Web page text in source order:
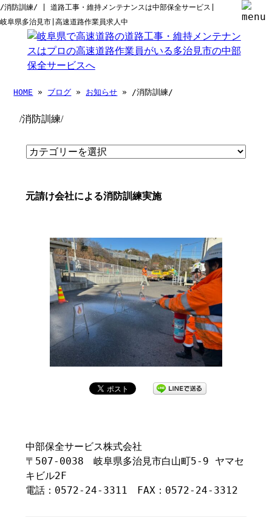
/消防訓練/ | 道路工事・維持メンテナンスは中部保全サービス|
岐阜県多治見市|高速道路作業員求人中
HOME » ブログ » お知らせ » /消防訓練/
/消防訓練/
元請け会社による消防訓練実施
中部保全サービス株式会社
〒507-0038 岐阜県多治見市白山町5-9 ヤマセ
キビル2F
電話：0572-24-3311 FAX：0572-24-3312